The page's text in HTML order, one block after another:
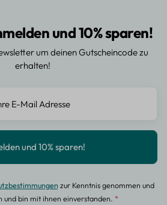
und 10% sparen!
um deinen Gutscheincode zu
erhalten!
zur Kenntnis genommen und
und bin mit ihnen einverstanden. *